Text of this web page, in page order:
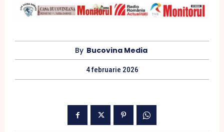
By Bucovina Media
4 februarie 2026